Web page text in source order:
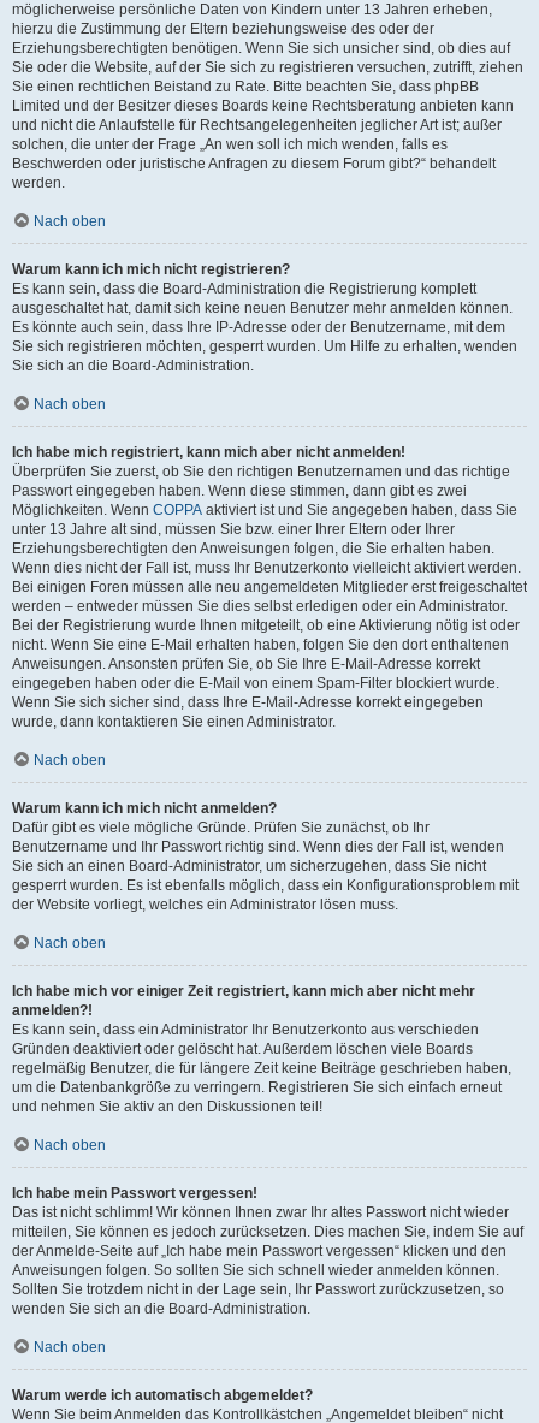
möglicherweise persönliche Daten von Kindern unter 13 Jahren erheben,
hierzu die Zustimmung der Eltern beziehungsweise des oder der
Erziehungsberechtigten benötigen. Wenn Sie sich unsicher sind, ob dies auf
Sie oder die Website, auf der Sie sich zu registrieren versuchen, zutrifft, ziehen
Sie einen rechtlichen Beistand zu Rate. Bitte beachten Sie, dass phpBB
Limited und der Besitzer dieses Boards keine Rechtsberatung anbieten kann
und nicht die Anlaufstelle für Rechtsangelegenheiten jeglicher Art ist; außer
solchen, die unter der Frage „An wen soll ich mich wenden, falls es
Beschwerden oder juristische Anfragen zu diesem Forum gibt?“ behandelt
werden.
Nach oben
Warum kann ich mich nicht registrieren?
Es kann sein, dass die Board-Administration die Registrierung komplett
ausgeschaltet hat, damit sich keine neuen Benutzer mehr anmelden können.
Es könnte auch sein, dass Ihre IP-Adresse oder der Benutzername, mit dem
Sie sich registrieren möchten, gesperrt wurden. Um Hilfe zu erhalten, wenden
Sie sich an die Board-Administration.
Nach oben
Ich habe mich registriert, kann mich aber nicht anmelden!
Überprüfen Sie zuerst, ob Sie den richtigen Benutzernamen und das richtige
Passwort eingegeben haben. Wenn diese stimmen, dann gibt es zwei
Möglichkeiten. Wenn COPPA aktiviert ist und Sie angegeben haben, dass Sie
unter 13 Jahre alt sind, müssen Sie bzw. einer Ihrer Eltern oder Ihrer
Erziehungsberechtigten den Anweisungen folgen, die Sie erhalten haben.
Wenn dies nicht der Fall ist, muss Ihr Benutzerkonto vielleicht aktiviert werden.
Bei einigen Foren müssen alle neu angemeldeten Mitglieder erst freigeschaltet
werden – entweder müssen Sie dies selbst erledigen oder ein Administrator.
Bei der Registrierung wurde Ihnen mitgeteilt, ob eine Aktivierung nötig ist oder
nicht. Wenn Sie eine E-Mail erhalten haben, folgen Sie den dort enthaltenen
Anweisungen. Ansonsten prüfen Sie, ob Sie Ihre E-Mail-Adresse korrekt
eingegeben haben oder die E-Mail von einem Spam-Filter blockiert wurde.
Wenn Sie sich sicher sind, dass Ihre E-Mail-Adresse korrekt eingegeben
wurde, dann kontaktieren Sie einen Administrator.
Nach oben
Warum kann ich mich nicht anmelden?
Dafür gibt es viele mögliche Gründe. Prüfen Sie zunächst, ob Ihr
Benutzername und Ihr Passwort richtig sind. Wenn dies der Fall ist, wenden
Sie sich an einen Board-Administrator, um sicherzugehen, dass Sie nicht
gesperrt wurden. Es ist ebenfalls möglich, dass ein Konfigurationsproblem mit
der Website vorliegt, welches ein Administrator lösen muss.
Nach oben
Ich habe mich vor einiger Zeit registriert, kann mich aber nicht mehr
anmelden?!
Es kann sein, dass ein Administrator Ihr Benutzerkonto aus verschieden
Gründen deaktiviert oder gelöscht hat. Außerdem löschen viele Boards
regelmäßig Benutzer, die für längere Zeit keine Beiträge geschrieben haben,
um die Datenbankgröße zu verringern. Registrieren Sie sich einfach erneut
und nehmen Sie aktiv an den Diskussionen teil!
Nach oben
Ich habe mein Passwort vergessen!
Das ist nicht schlimm! Wir können Ihnen zwar Ihr altes Passwort nicht wieder
mitteilen, Sie können es jedoch zurücksetzen. Dies machen Sie, indem Sie auf
der Anmelde-Seite auf „Ich habe mein Passwort vergessen“ klicken und den
Anweisungen folgen. So sollten Sie sich schnell wieder anmelden können.
Sollten Sie trotzdem nicht in der Lage sein, Ihr Passwort zurückzusetzen, so
wenden Sie sich an die Board-Administration.
Nach oben
Warum werde ich automatisch abgemeldet?
Wenn Sie beim Anmelden das Kontrollkästchen „Angemeldet bleiben“ nicht